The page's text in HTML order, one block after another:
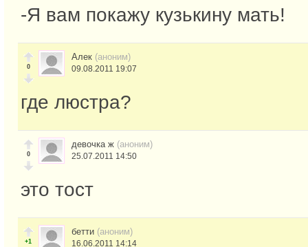
-Я вам покажу кузькину мать!
0
Алек (аноним)
09.08.2011 19:07
где люстра?
0
девочка ж (аноним)
25.07.2011 14:50
это тост
+1
бетти (аноним)
16.06.2011 14:14